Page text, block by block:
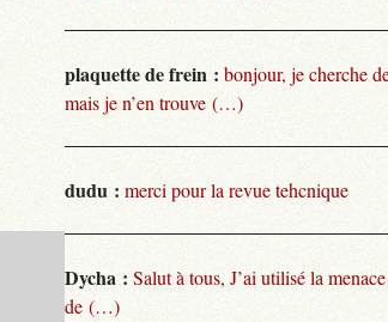
plaquette de frein : bonjour, je cherche
mais je n’en trouve (…)
dudu : merci pour la revue tehcnique
Dycha : Salut à tous, J’ai utilisé la
de (…)